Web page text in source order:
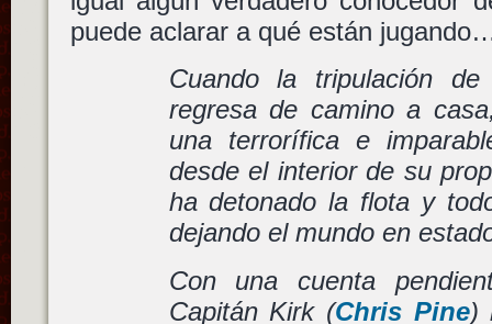
puede aclarar a qué están
Cuando la tripulación
regresa de camino a
una terrorífica e
desde el interior de su
ha detonado la flota y
dejando el mundo en
Con una cuenta
Capitán Kirk (Chris Pine)